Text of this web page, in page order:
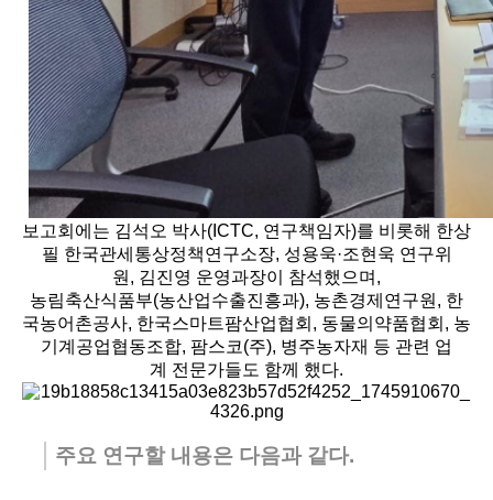
보고회에는 김석오 박사(ICTC, 연구책임자)를 비롯해 한상
필 한국관세통상정책연구소장, 성용욱·조현욱 연구위
원, 김진영 운영과장이 참석했으며,
농림축산식품부(농산업수출진흥과), 농촌경제연구원, 한
국농어촌공사, 한국스마트팜산업협회, 동물의약품협회, 농
기계공업협동조합, 팜스코(주), 병주농자재 등 관련 업
계 전문가들도 함께 했다.
주요 연구할 내용은 다음과 같다.